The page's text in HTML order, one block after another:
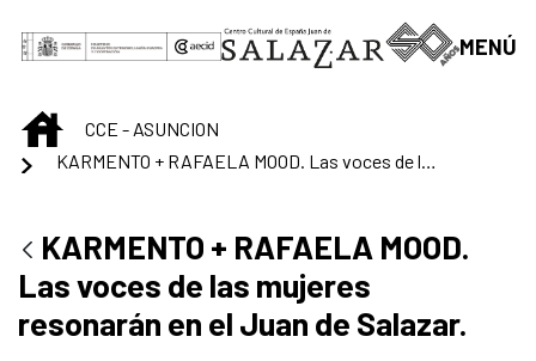
Saltar al contenido principal
MENÚ
INICIOCCE - ASUNCION
KARMENTO + RAFAELA MOOD.
Las voces de las mujeres
resonarán en el Juan de Salazar.